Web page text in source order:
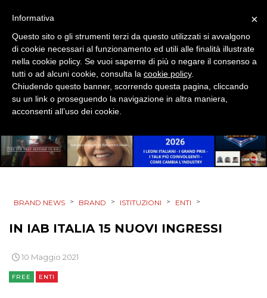
PUNTI VENDITA
CSR
STRATEGIE
DIGITALE
EDITORIA
ESTERNA
RADIO / AUDIO
BRAND NEWS > BRAND > ISTITUZIONI > ENTI >
IN IAB ITALIA 15 NUOVI INGRESSI
10 Maggio 2021
FREE ENTI
×
Informativa
Questo sito o gli strumenti terzi da questo utilizzati si avvalgono
di cookie necessari al funzionamento ed utili alle finalità illustrate
nella cookie policy. Se vuoi saperne di più o negare il consenso a
tutti o ad alcuni cookie, consulta la cookie policy.
Chiudendo questo banner, scorrendo questa pagina, cliccando
su un link o proseguendo la navigazione in altra maniera,
acconsenti all’uso dei cookie.